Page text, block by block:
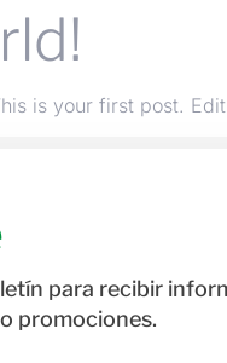
is your first post.
para recibir
promociones.